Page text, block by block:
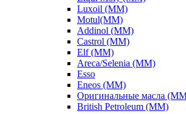
Luxoil (ММ)
Motul(ММ)
Addinol (ММ)
Castrol (ММ)
Elf (ММ)
Areca/Selenia (ММ)
Esso
Eneos (ММ)
Оригинальные масла
British Petroleum (ММ)